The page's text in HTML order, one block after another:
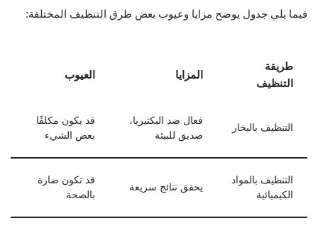
فيما يلي جدول يوضح مزايا وعيوب بعض طرق التنظيف المختلفة:
طريقة
التنظيف
المزايا العيوب
التنظيف بالبخار
فعال ضد البكتيريا،
صديق للبيئة
قد يكون مكلفًا
بعض الشيء
التنظيف بالمواد
الكيميائية
يحقق نتائج سريعة
قد تكون ضارة
بالصحة